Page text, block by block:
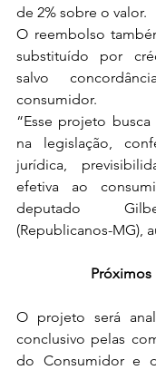
de 2% sobre o valor.
O reembolso
substituído por
salvo
consumidor.
“Esse projeto
na legislação,
jurídica,
efetiva ao
deputado
(Republicanos-MG),
Próximos
O projeto será
conclusivo pelas
do Consumidor e